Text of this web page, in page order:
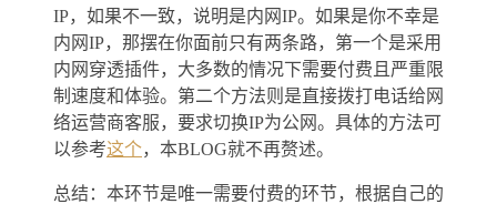
IP，如果不一致，说明是内网IP。如果是你不幸是
内网IP，那摆在你面前只有两条路，第一个是采用
内网穿透插件，大多数的情况下需要付费且严重限
制速度和体验。第二个方法则是直接拨打电话给网
络运营商客服，要求切换IP为公网。具体的方法可
以参考这个，本BLOG就不再赘述。
总结：本环节是唯一需要付费的环节，根据自己的